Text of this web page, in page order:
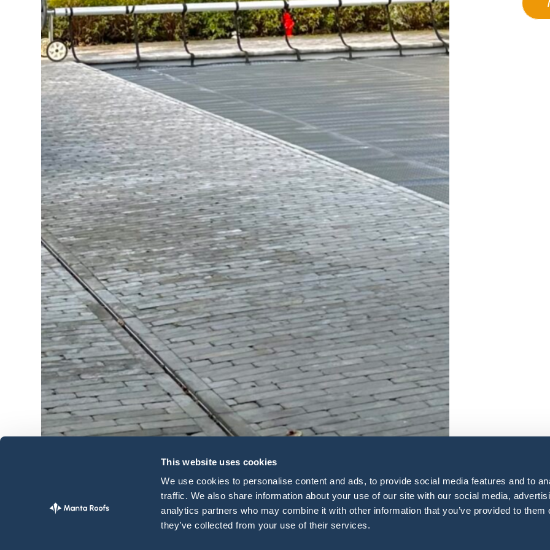
This website uses cookies
We use cookies to personalise content and ads, to provide social media features and to
traffic. We also share information about your use of our site with our social media,
analytics partners who may combine it with other information that you’ve provided to them
they’ve collected from your use of their services.